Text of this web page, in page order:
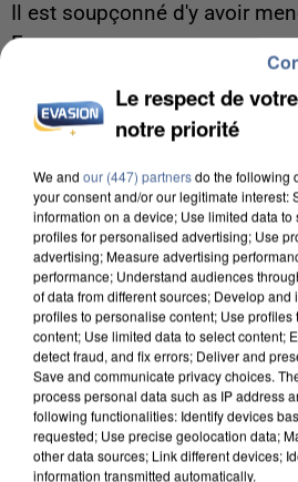
Il est soupçonné d'y avoir
France.
5 août 2026
Une enquête ouverte à
Le respect de
notre priorité
We and our (447) partnersdo the following
your consent and/or our legitimate interest:
information on a device; Use limited data
profiles for personalised advertising; Use
advertising; Measure advertising
performance; Understand audiences
of data from different sources; Develop and
profiles to personalise content; Use profiles
content; Use limited data to select content;
detect fraud, and fix errors; Deliver and
Save and communicate privacy choices.
process personal data such as IP address
following functionalities: Identify devices
requested; Use precise geolocation data;
other data sources; Link different devices;
information transmitted automatically.